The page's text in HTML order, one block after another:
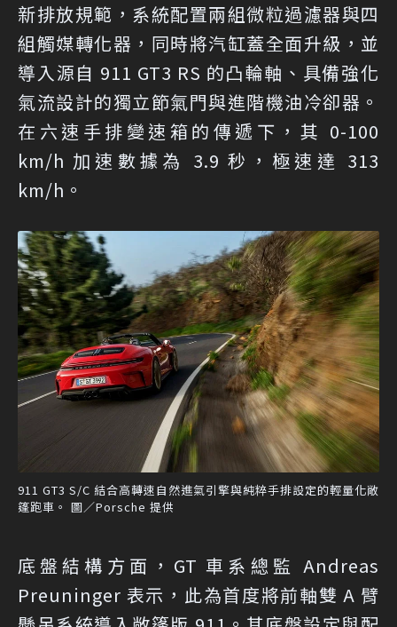
新排放規範，系統配置兩組微粒過濾器與四
組觸媒轉化器，同時將汽缸蓋全面升級，並
導入源自 911 GT3 RS 的凸輪軸、具備強化
氣流設計的獨立節氣門與進階機油冷卻器。
在六速手排變速箱的傳遞下，其 0-100
km/h 加速數據為 3.9 秒，極速達 313
km/h。
911 GT3 S/C 結合高轉速自然進氣引擎與純粹手排設定的輕量化敞
篷跑車。 圖／Porsche 提供
底盤結構方面，GT 車系總監 Andreas
Preuninger 表示，此為首度將前軸雙 A 臂